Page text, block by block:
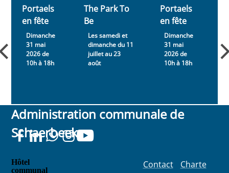
Portaels
en fête
Dimanche
31 mai
2026 de
10h à 18h
The Park To
Be
Les samedi et
dimanche du 11
juillet au 23
août
Portaels
en fête
Dimanche
31 mai
2026 de
10h à 18h
Administration communale de
Schaerbeek
Hôtel
communal
Contact
Charte